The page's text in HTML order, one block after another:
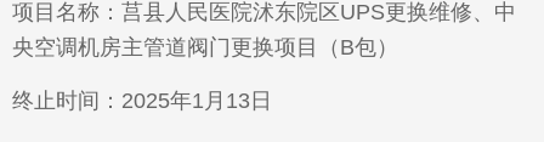
项目名称：莒县人民医院沭东院区UPS更换维修、中
央空调机房主管道阀门更换项目（B包）
终止时间：2025年1月13日